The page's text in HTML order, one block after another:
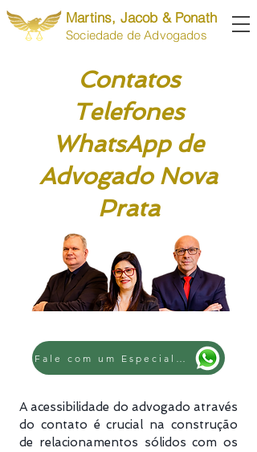
Martins, Jacob & Ponath
Sociedade de Advogados
Contatos
Telefones
WhatsApp de
Advogado Nova
Prata
A acessibilidade do advogado através
do contato é crucial na construção
de relacionamentos sólidos com os